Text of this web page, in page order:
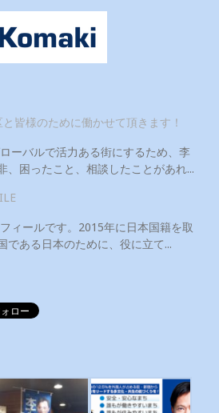
皆様のために働かせて頂きます！
ーバルで活力ある街にするため、李
困ったこと、相談したことがあれ...
ィールです。2015年に日本国籍を取
である日本のために、役に立て...